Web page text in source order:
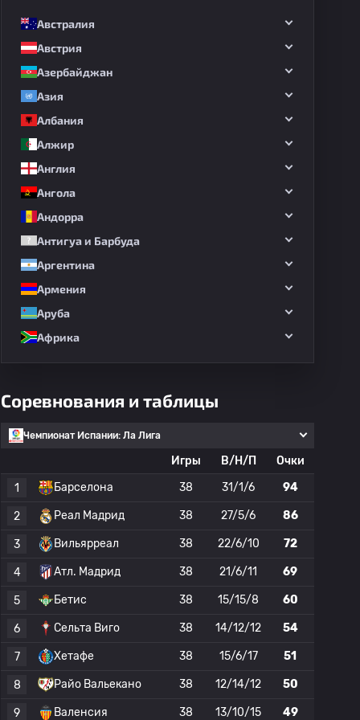
Австралия
Австрия
Азербайджан
Азия
Албания
Алжир
Англия
Ангола
Андорра
Антигуа и Барбуда
Аргентина
Армения
Аруба
Африка
Соревнования и таблицы
Чемпионат Испании: Ла Лига
Игры В/Н/П
Очки
1
Барселона 38 31/1/6 94
2 Реал Мадрид 38 27/5/6 86
3 Вильярреал 38 22/6/10 72
4 Атл. Мадрид 38 21/6/11 69
5 Бетис 38 15/15/8 60
6 Сельта Виго 38 14/12/12 54
7 Хетафе 38 15/6/17 51
8 Райо Вальекано 38 12/14/12 50
9 Валенсия 38 13/10/15 49